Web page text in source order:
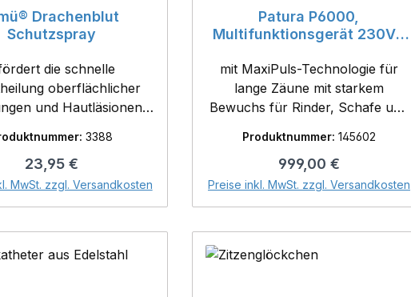
Drachenblut
Schutzspray
die schnelle
oberflächlicher
und Hautläsionen -
mit
Bitterstoff, welcher
und Kannibalismus
Wartezeit. eimü
oberflächlicher
und Hautläsionen
3388
Regulärer Preis:
23,95 €
MwSt. zzgl. Versandkosten
In den Warenkorb
Patura P6000,
Multifunktionsgerät 230V /
mit MaxiPuls-Technologie für
lange Zäune mit starkem
Bewuchs für Rinder, Schafe und
stufige Zaun- und
Batteriekontrolle, 6-
Stufenschalter,
Tiefentladeschutz; inkl. 230 V
Zaun-/Erdkabelset *** mit
Produktnummer: 145602
Regulärer Preis:
999,00 €
Preise inkl. MwSt. zzgl. Versandkosten
In den Warenkorb